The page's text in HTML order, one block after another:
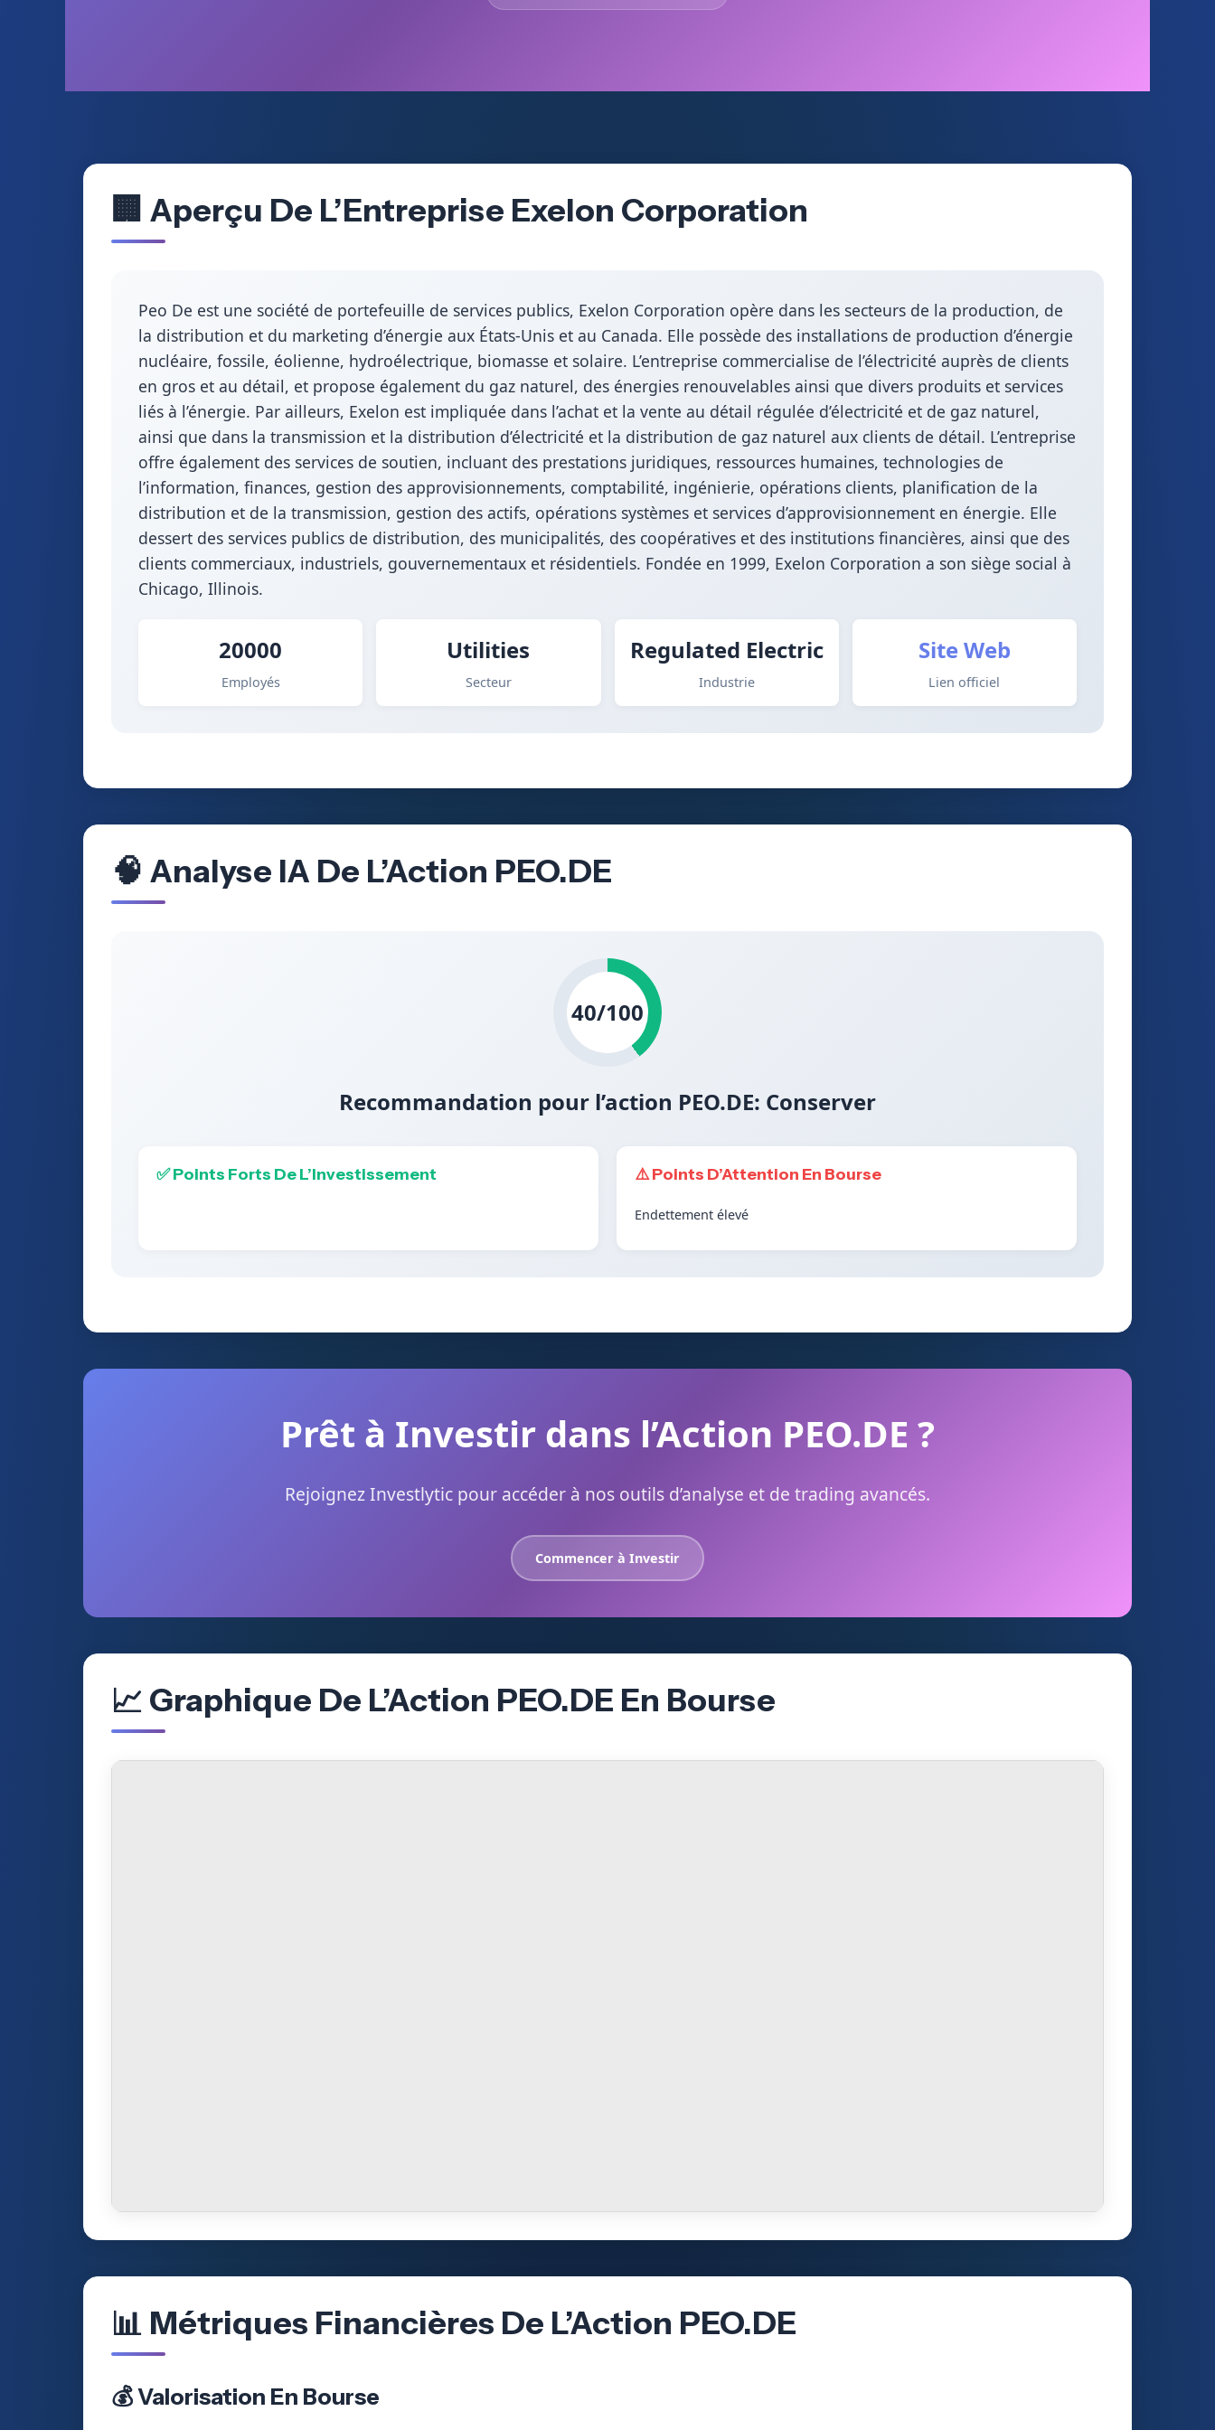
🏢 Aperçu De L’Entreprise Exelon Corporation
Peo De est une société de portefeuille de services publics, Exelon Corporation opère dans les secteurs de la production, de
la distribution et du marketing d’énergie aux États-Unis et au Canada. Elle possède des installations de production d’énergie
nucléaire, fossile, éolienne, hydroélectrique, biomasse et solaire. L’entreprise commercialise de l’électricité auprès de clients
en gros et au détail, et propose également du gaz naturel, des énergies renouvelables ainsi que divers produits et services
liés à l’énergie. Par ailleurs, Exelon est impliquée dans l’achat et la vente au détail régulée d’électricité et de gaz naturel,
ainsi que dans la transmission et la distribution d’électricité et la distribution de gaz naturel aux clients de détail. L’entreprise
offre également des services de soutien, incluant des prestations juridiques, ressources humaines, technologies de
l’information, finances, gestion des approvisionnements, comptabilité, ingénierie, opérations clients, planification de la
distribution et de la transmission, gestion des actifs, opérations systèmes et services d’approvisionnement en énergie. Elle
dessert des services publics de distribution, des municipalités, des coopératives et des institutions financières, ainsi que des
clients commerciaux, industriels, gouvernementaux et résidentiels. Fondée en 1999, Exelon Corporation a son siège social à
Chicago, Illinois.
20000
Employés
Utilities
Secteur
Regulated Electric
Industrie
Site Web
Lien officiel
🧠 Analyse IA De L’Action PEO.DE
40/100
Recommandation pour l’action PEO.DE: Conserver
✅ Points Forts De L’Investissement ⚠️ Points D’Attention En Bourse
Endettement élevé
Prêt à Investir dans l’Action PEO.DE ?
Rejoignez Investlytic pour accéder à nos outils d’analyse et de trading avancés.
Commencer à Investir
📈 Graphique De L’Action PEO.DE En Bourse
📊 Métriques Financières De L’Action PEO.DE
💰 Valorisation En Bourse